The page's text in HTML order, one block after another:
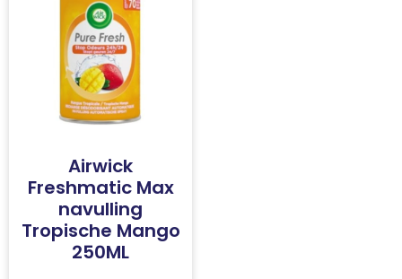
Airwick
Freshmatic Max
navulling
Tropische Mango
250ML